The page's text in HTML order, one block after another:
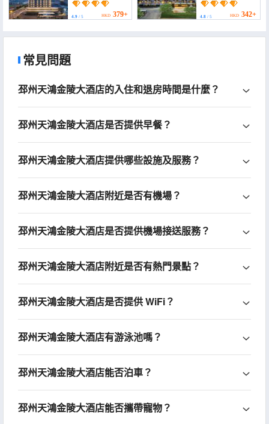
4.9 / 5 HKD 379+
Municipal Government)
4.8/ 5 HKD 342+
常見問題
邳州天鴻金陵大酒店的入住和退房時間是什麼？
邳州天鴻金陵大酒店是否提供早餐？
邳州天鴻金陵大酒店提供哪些設施及服務？
邳州天鴻金陵大酒店附近是否有機場？
邳州天鴻金陵大酒店是否提供機場接送服務？
邳州天鴻金陵大酒店附近是否有熱門景點？
邳州天鴻金陵大酒店是否提供 WiFi？
邳州天鴻金陵大酒店有游泳池嗎？
邳州天鴻金陵大酒店能否泊車？
邳州天鴻金陵大酒店能否攜帶寵物？